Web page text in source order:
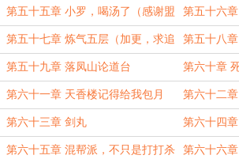
头了
第五十五章 小罗，喝汤了（感谢盟
主滕骨泡面的打赏）
第五十六
读）
第五十七章 炼气五层（加更，求追
读！）
第五十八
来
第五十九章 落凤山论道台 第六十章
第六十一章 天香楼记得给我包月 第六十二
第六十三章 剑丸 第六十四
第六十五章 混帮派，不只是打打杀 第六十六